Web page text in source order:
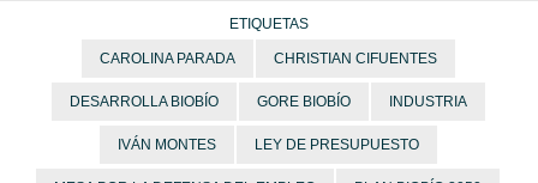
ETIQUETAS
CAROLINA PARADA CHRISTIAN CIFUENTES
DESARROLLA BIOBÍO GORE BIOBÍO INDUSTRIA
IVÁN MONTES LEY DE PRESUPUESTO